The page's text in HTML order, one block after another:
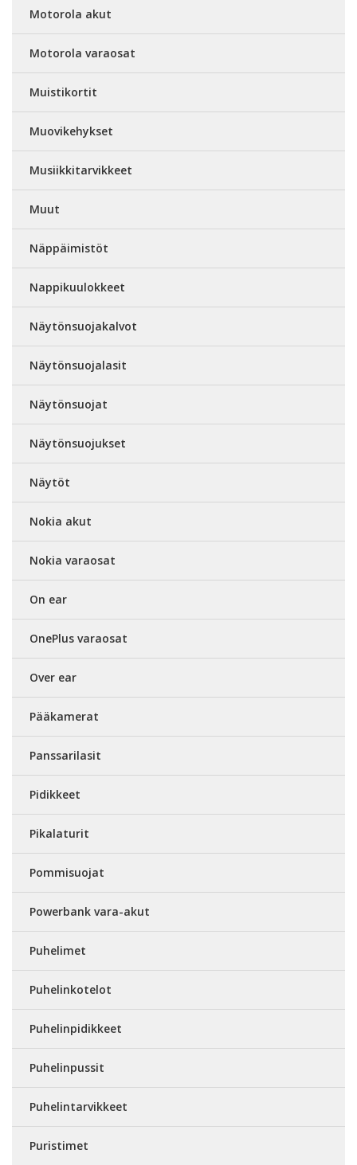
Motorola akut
Motorola varaosat
Muistikortit
Muovikehykset
Musiikkitarvikkeet
Muut
Näppäimistöt
Nappikuulokkeet
Näytönsuojakalvot
Näytönsuojalasit
Näytönsuojat
Näytönsuojukset
Näytöt
Nokia akut
Nokia varaosat
On ear
OnePlus varaosat
Over ear
Pääkamerat
Panssarilasit
Pidikkeet
Pikalaturit
Pommisuojat
Powerbank vara-akut
Puhelimet
Puhelinkotelot
Puhelinpidikkeet
Puhelinpussit
Puhelintarvikkeet
Puristimet